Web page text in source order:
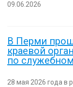
09.06.2026
В Перми
краевой
по
28 мая 2026 года в